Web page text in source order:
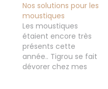
Nos solutions pour les
moustiques
Les moustiques
étaient encore très
présents cette
année.. Tigrou se fait
dévorer chez mes